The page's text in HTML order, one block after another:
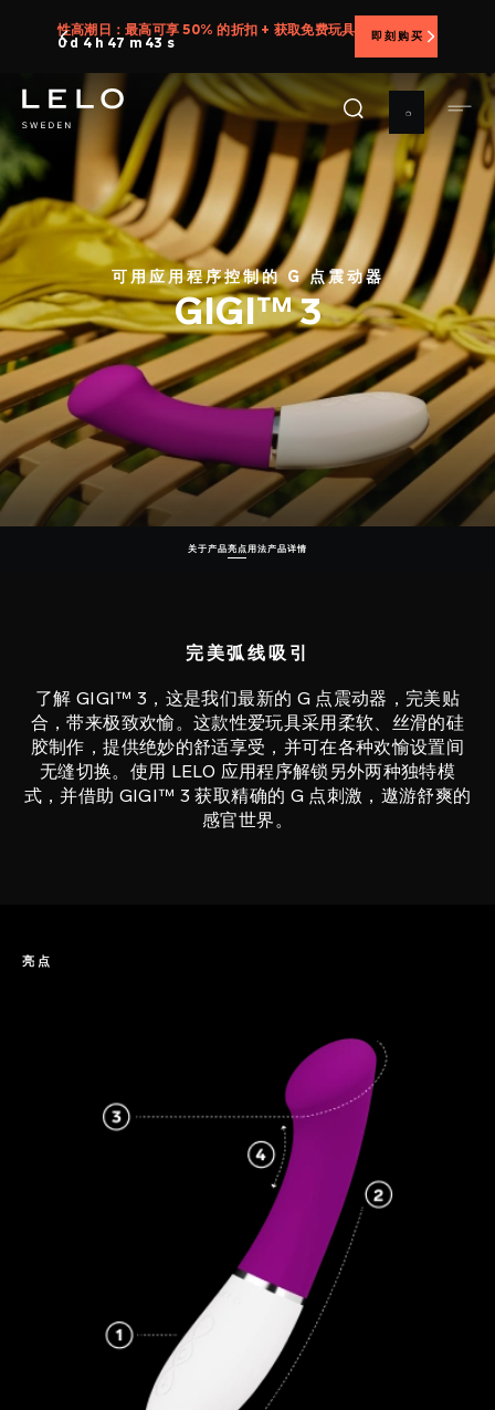
要
内
容
提供 30 天满意度保证，让您无忧体验 LELO
可用应用程序控制的 G 点震动器
GIGI™ 3
关于产品亮点用法产品详情
完美弧线吸引
了解 GIGI™ 3，这是我们最新的 G 点震动器，完美贴
合，带来极致欢愉。这款性爱玩具采用柔软、丝滑的硅
胶制作，提供绝妙的舒适享受，并可在各种欢愉设置间
无缝切换。使用 LELO 应用程序解锁另外两种独特模
式，并借助 GIGI™ 3 获取精确的 G 点刺激，遨游舒爽的
感官世界。
亮点